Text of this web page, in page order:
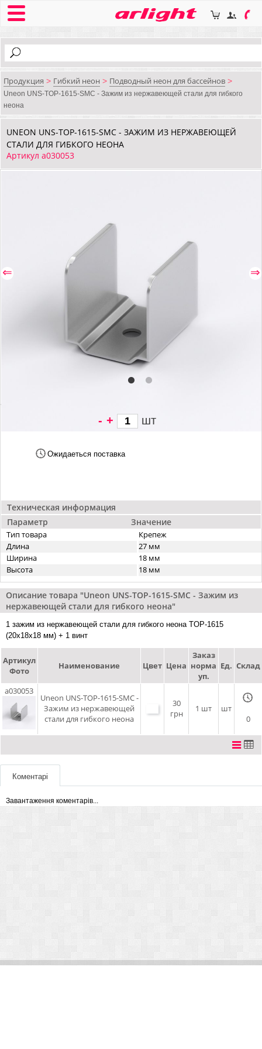
Продукция > Гибкий неон > Подводный неон для бассейнов >
Uneon UNS-TOP-1615-SMC - Зажим из нержавеющей стали для гибкого
неона
UNEON UNS-TOP-1615-SMC - ЗАЖИМ ИЗ НЕРЖАВЕЮЩЕЙ
СТАЛИ ДЛЯ ГИБКОГО НЕОНА
Артикул a030053
⇐ ⇒
Техническая информация
Параметр
Значение
Тип товара
Крепеж
Длина
27 мм
Ширина
18 мм
Высота
18 мм
- + шт
Ожидаеться поставка
Описание товара "Uneon UNS-TOP-1615-SMC - Зажим из
нержавеющей стали для гибкого неона"
1 зажим из нержавеющей стали для гибкого неона TOP-1615
(20x18x18 мм) + 1 винт
Артикул
Фото
Наименование Цвет Цена
Заказ
норма
уп.
Ед. Склад
a030053
Uneon UNS-TOP-1615-SMC -
Зажим из нержавеющей
стали для гибкого неона
30
грн
1 шт
шт
0
Коментарі
Завантаження коментарів...